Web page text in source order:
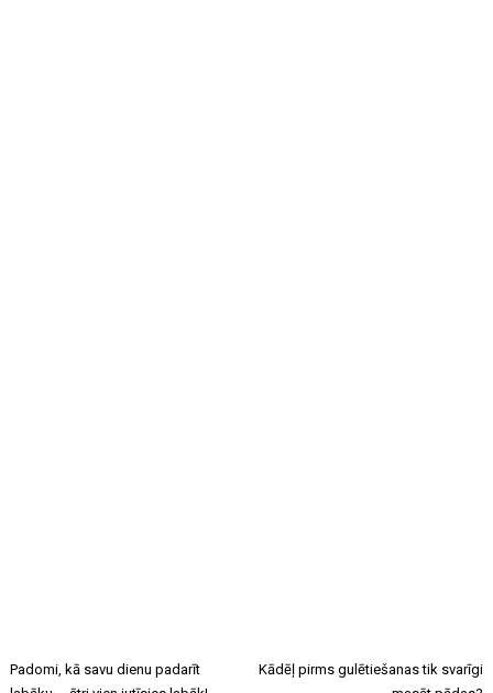
Padomi, kā savu dienu padarīt
Kādēļ pirms gulētiešanas tik svarīgi